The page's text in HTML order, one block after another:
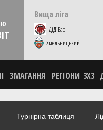
Вища ліга
ДіДіБао
Хмельницький
НЕДІЛЮ
Кам'янець-Подільський, ДЮСШ 1
СТАТИСТИКА
ВІДЕО
ЗМАГАННЯ РЕГІОНИ 3X3
Турнірна таблиця